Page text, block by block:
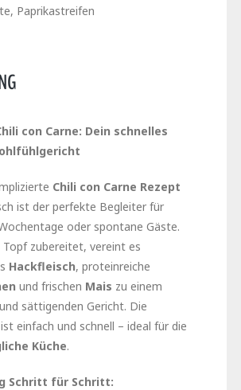
Paprikastreifen
con Carne: Dein schnelles
Chili con Carne Rezept
ist der perfekte Begleiter für
oder spontane Gäste.
zubereitet, vereint es
Hackfleisch, proteinreiche
und frischen Mais zu einem
sättigenden Gericht. Die
einfach und schnell – ideal für die
Küche.
Schritt für Schritt: